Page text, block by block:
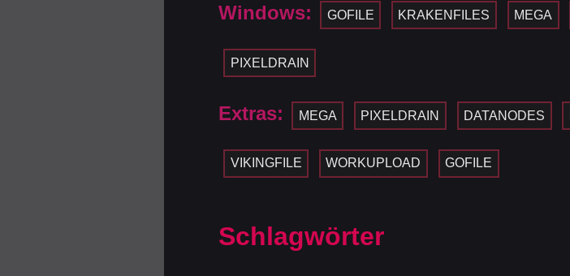
Windows: GOFILE KRAKENFILES MEGA
PIXELDRAIN
Extras: MEGA PIXELDRAIN DATANODES
VIKINGFILE WORKUPLOAD GOFILE
Schlagwörter